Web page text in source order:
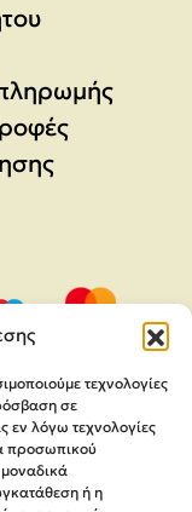
τεχνολογίες
σε
εν λόγω τεχνολογίες
προσωπικού
ή η